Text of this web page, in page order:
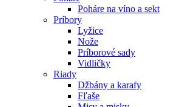
Poháre na víno a sekt
Príbory
Lyžice
Nože
Príborové sady
Vidličky
Riady
Džbány a karafy
Fľaše